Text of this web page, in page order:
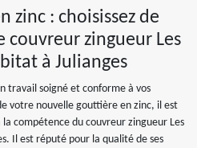
zinc : choisissez de
couvreur zingueur Les
à Julianges
travail soigné et conforme à vos
votre nouvelle gouttière en zinc, il est
compétence du couvreur zingueur Les
Il est réputé pour la qualité de ses